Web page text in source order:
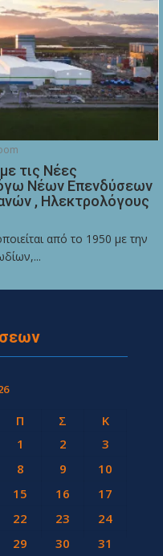
τις Νέες
Νέων Επενδύσεων
, Ηλεκτρολόγους
από το 1950 με την
Π Σ
Κ
1
2
3
8 9
10
15 16
17
22 23
24
29 30 31